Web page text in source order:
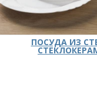
ПОСУДА ИЗ